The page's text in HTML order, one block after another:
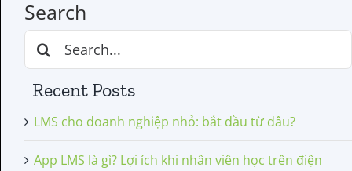
Search
Search
for:
Recent Posts
LMS cho doanh nghiệp nhỏ: bắt đầu từ đâu?
App LMS là gì? Lợi ích khi nhân viên học trên điện